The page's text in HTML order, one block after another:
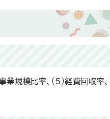
業規模比率、（5）経費回収率、